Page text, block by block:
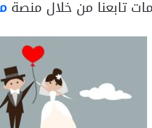
تابعنا من خلال منصة